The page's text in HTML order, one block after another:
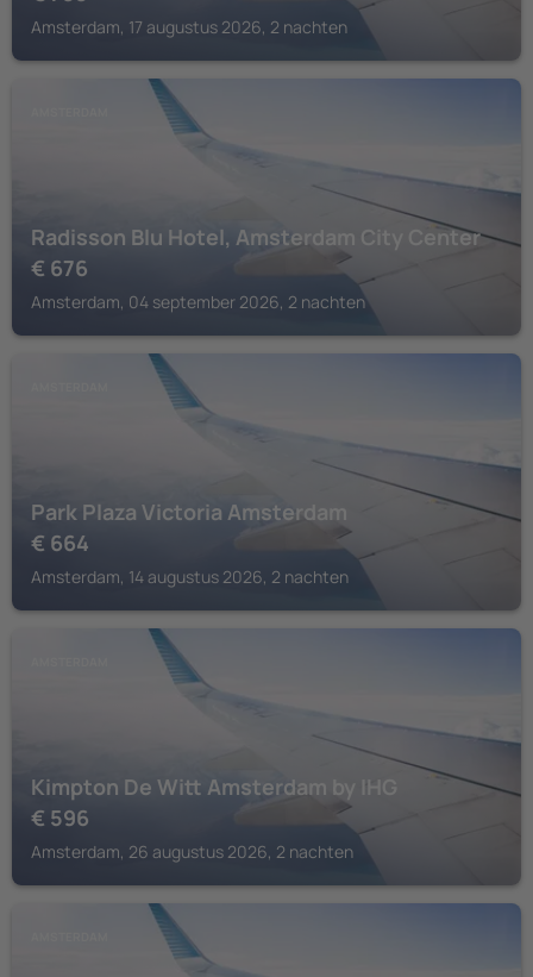
Amsterdam, 17 augustus 2026, 2 nachten
Radisson Blu Hotel, Amsterdam City Center
€ 676
Amsterdam, 04 september 2026, 2 nachten
Park Plaza Victoria Amsterdam
€ 664
Amsterdam, 14 augustus 2026, 2 nachten
Kimpton De Witt Amsterdam by IHG
€ 596
Amsterdam, 26 augustus 2026, 2 nachten